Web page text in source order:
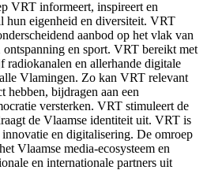
VRT informeert, inspireert en
hun eigenheid en diversiteit. VRT
aanbod op het vlak van
en sport. VRT bereikt met
en allerhande digitale
Vlamingen. Zo kan VRT relevant
hebben, bijdragen aan een
versterken. VRT stimuleert de
de Vlaamse identiteit uit. VRT is
en digitalisering. De omroep
Vlaamse media-ecosysteem en
en internationale partners uit